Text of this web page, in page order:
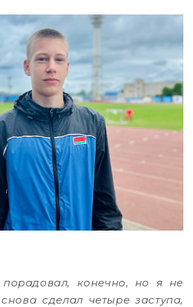
порадовал, конечно, но я не
сделал четыре заступа,